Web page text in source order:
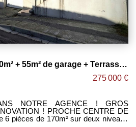
Maison L'Union de 170m² + 55m² de garage + Terrasse / Jardin ! PROCHE CENTRE L'UNION
275 000 €
NOTRE AGENCE ! GROS
! PROCHE CENTRE DE